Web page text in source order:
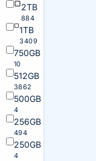
2TB
884
1TB
3409
750GB
10
512GB
3862
500GB
4
256GB
494
250GB
4